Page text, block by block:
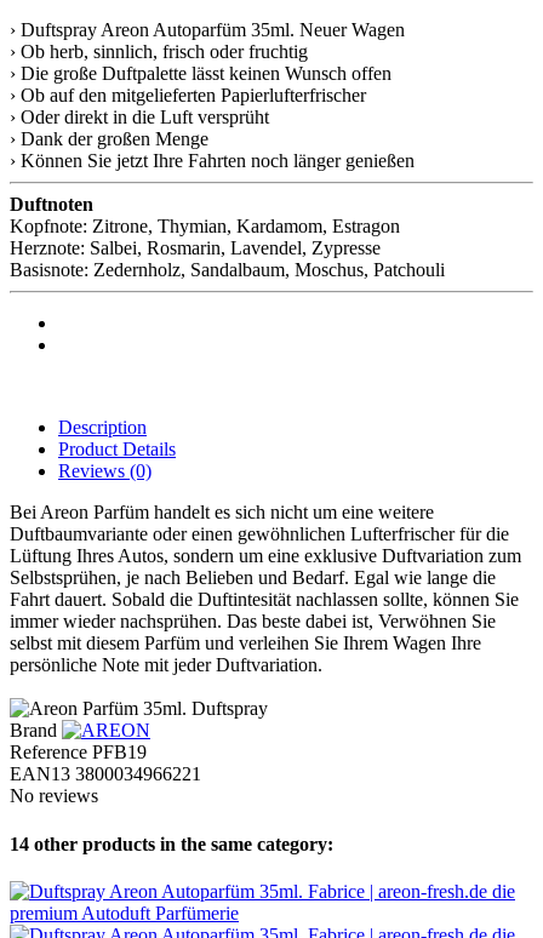
› Duftspray Areon Autoparfüm 35ml. Neuer Wagen
› Ob herb, sinnlich, frisch oder fruchtig
› Die große Duftpalette lässt keinen Wunsch offen
› Ob auf den mitgelieferten Papierlufterfrischer
› Oder direkt in die Luft versprüht
› Dank der großen Menge
› Können Sie jetzt Ihre Fahrten noch länger genießen
Duftnoten
Kopfnote: Zitrone, Thymian, Kardamom, Estragon
Herznote: Salbei, Rosmarin, Lavendel, Zypresse
Basisnote: Zedernholz, Sandalbaum, Moschus, Patchouli
Description
Product Details
Reviews (0)
Bei Areon Parfüm handelt es sich nicht um eine weitere
Duftbaumvariante oder einen gewöhnlichen Lufterfrischer für die
Lüftung Ihres Autos, sondern um eine exklusive Duftvariation zum
Selbstsprühen, je nach Belieben und Bedarf. Egal wie lange die
Fahrt dauert. Sobald die Duftintesität nachlassen sollte, können Sie
immer wieder nachsprühen. Das beste dabei ist, Verwöhnen Sie
selbst mit diesem Parfüm und verleihen Sie Ihrem Wagen Ihre
persönliche Note mit jeder Duftvariation.
Brand
Reference PFB19
EAN13 3800034966221
No reviews
14 other products in the same category: